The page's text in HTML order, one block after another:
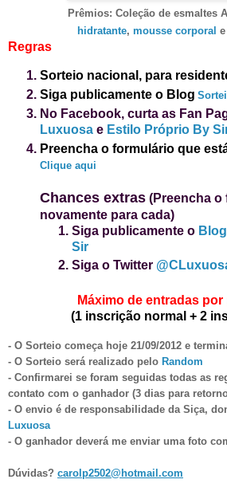
Prêmios: Coleção de esmaltes
hidratante, mousse corporal e
Regras
Sorteio nacional, para
Siga publicamente o Blog
No Facebook, curta as Fan
Luxuosa e Estilo Próprio By
Preencha o formulário que
Clique aqui
Chances extras (Preencha o
novamente para cada)
Siga publicamente o
Sir
Siga o Twitter
Máximo de entradas
(1 inscrição normal + 2
- O Sorteio começa hoje 21/09/2012 e
- O Sorteio será realizado pelo Random
- Confirmarei se foram seguidas todas as
contato com o ganhador (3 dias para
- O envio é de responsabilidade da Siça,
Luxuosa
- O ganhador deverá me enviar uma foto
Dúvidas? carolp2502@hotmail.com